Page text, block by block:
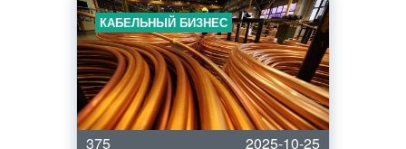
КАБЕЛЬНЫЙ БИЗНЕС
375
2025-10-25